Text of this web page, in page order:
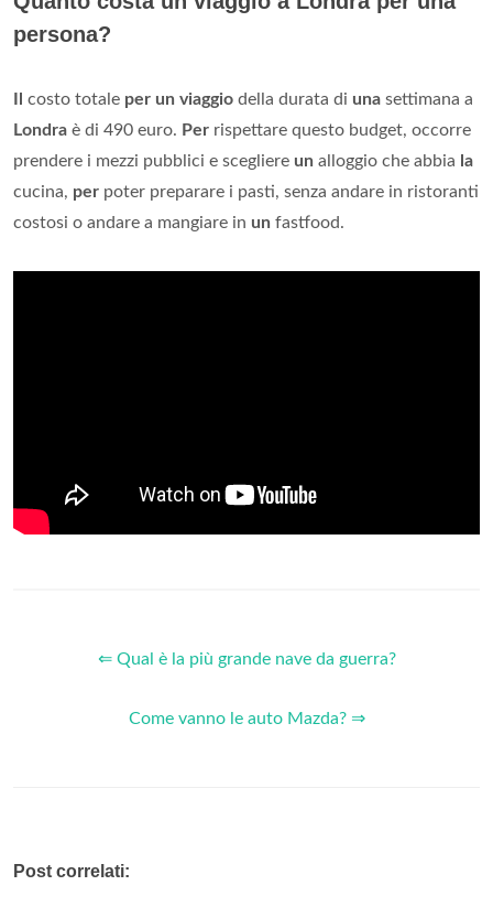
persona?
costo totale per un viaggio della durata di una settimana a
Londra è di 490 euro. Per rispettare questo budget, occorre
prendere i mezzi pubblici e scegliere un alloggio che abbia la
cucina, per poter preparare i pasti, senza andare in ristoranti
costosi o andare a mangiare in un fastfood.
⇐ Qual è la più grande nave da guerra?
Come vanno le auto Mazda? ⇒
Post correlati: